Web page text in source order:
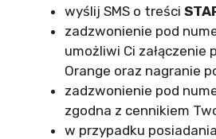
wyślij SMS o treści
zadzwonienie pod
umożliwi Ci załączenie
Orange oraz nagranie
zadzwonienie pod
zgodna z cennikiem
w przypadku